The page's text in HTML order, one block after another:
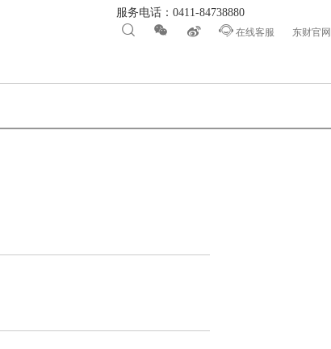
   在线客服 东财官网
服务电话：0411-84738880